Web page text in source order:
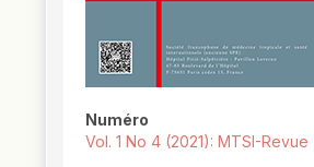
Numéro
Vol. 1 No 4 (2021): MTSI-Revue